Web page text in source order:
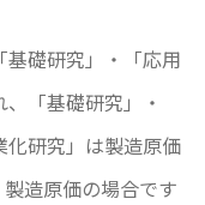
礎研究」・「応用
「基礎研究」・
化研究」は製造原価
造原価の場合です